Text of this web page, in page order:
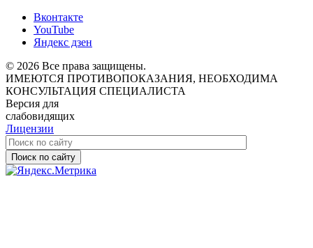
Вконтакте
YouTube
Яндекс дзен
© 2026 Все права защищены.
ИМЕЮТСЯ ПРОТИВОПОКАЗАНИЯ, НЕОБХОДИМА
КОНСУЛЬТАЦИЯ СПЕЦИАЛИСТА
Версия для
слабовидящих
Лицензии
Поиск по сайту